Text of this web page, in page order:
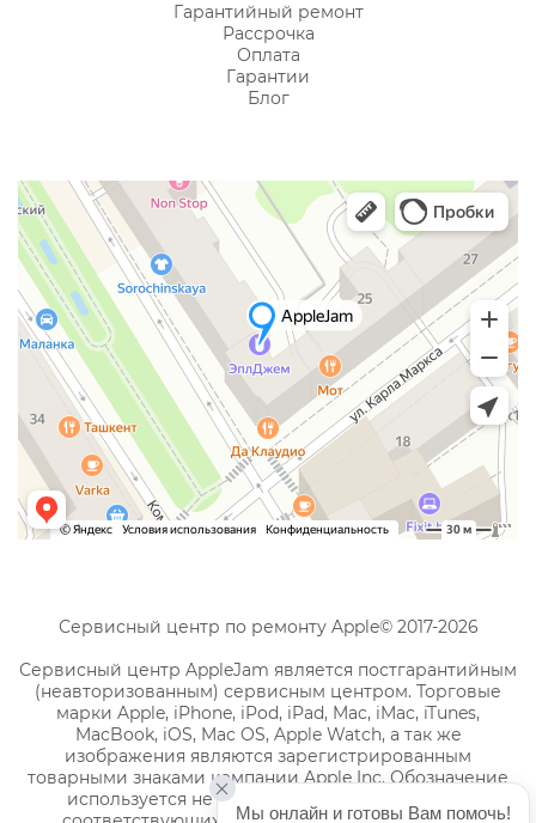
Гарантийный ремонт
Рассрочка
Оплата
Гарантии
Блог
Сервисный центр по ремонту Apple© 2017-2026
Сервисный центр AppleJam является постгарантийным
(неавторизованным) сервисным центром. Торговые
марки Apple, iPhone, iPod, iPad, Mac, iMac, iTunes,
MacBook, iOS, Mac OS, Apple Watch, а так же
изображения являются зарегистрированным
товарными знаками компании Apple Inc. Обозначение
используется не с целью индивидуализации
Мы онлайн и готовы Вам помочь!